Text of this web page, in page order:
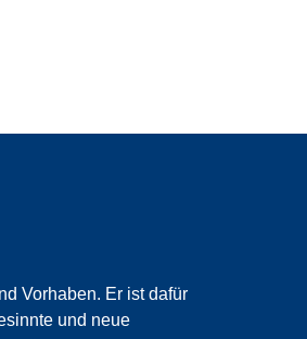
Vorhaben. Er ist dafür
und neue